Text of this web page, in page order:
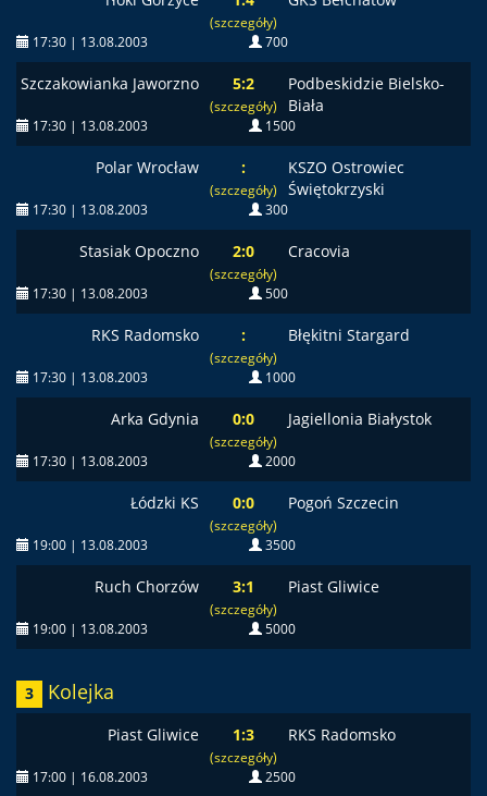
(szczegóły)
17:30 | 13.08.2003 700
Szczakowianka Jaworzno 5:2
(szczegóły)
Podbeskidzie Bielsko-
Biała
17:30 | 13.08.2003 1500
Polar Wrocław :
(szczegóły)
KSZO Ostrowiec
Świętokrzyski
17:30 | 13.08.2003 300
Stasiak Opoczno 2:0
(szczegóły)
Cracovia
17:30 | 13.08.2003 500
RKS Radomsko :
(szczegóły)
Błękitni Stargard
17:30 | 13.08.2003 1000
Arka Gdynia 0:0
(szczegóły)
Jagiellonia Białystok
17:30 | 13.08.2003 2000
Łódzki KS 0:0
(szczegóły)
Pogoń Szczecin
19:00 | 13.08.2003 3500
Ruch Chorzów 3:1
(szczegóły)
Piast Gliwice
19:00 | 13.08.2003 5000
3 Kolejka
Piast Gliwice 1:3
(szczegóły)
RKS Radomsko
17:00 | 16.08.2003 2500